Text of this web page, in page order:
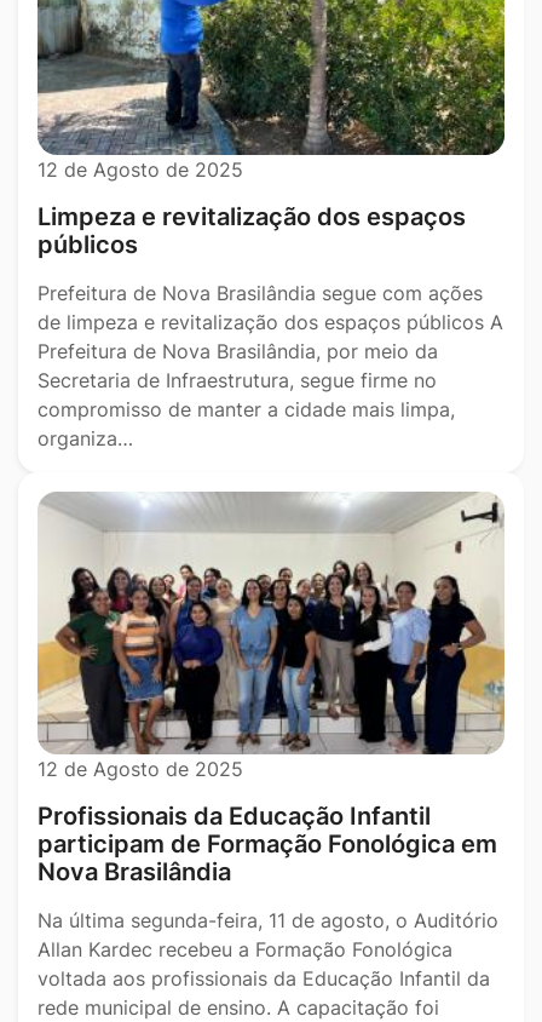
12 de Agosto de 2025
Limpeza e revitalização dos espaços
públicos
Prefeitura de Nova Brasilândia segue com ações
de limpeza e revitalização dos espaços públicos A
Prefeitura de Nova Brasilândia, por meio da
Secretaria de Infraestrutura, segue firme no
compromisso de manter a cidade mais limpa,
organiza…
12 de Agosto de 2025
Profissionais da Educação Infantil
participam de Formação Fonológica em
Nova Brasilândia
Na última segunda-feira, 11 de agosto, o Auditório
Allan Kardec recebeu a Formação Fonológica
voltada aos profissionais da Educação Infantil da
rede municipal de ensino. A capacitação foi